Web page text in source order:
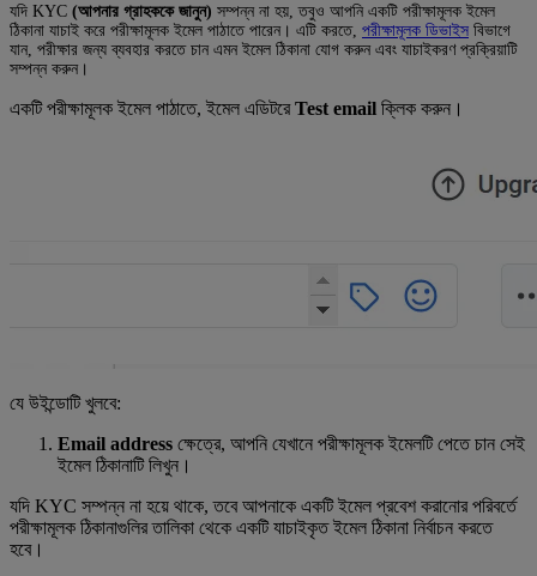
যদি KYC (আপনার গ্রাহককে জানুন) সম্পন্ন না হয়, তবুও আপনি একটি পরীক্ষামূলক ইমেল
ঠিকানা যাচাই করে পরীক্ষামূলক ইমেল পাঠাতে পারেন। এটি করতে, পরীক্ষামূলক ডিভাইস বিভাগে
যান, পরীক্ষার জন্য ব্যবহার করতে চান এমন ইমেল ঠিকানা যোগ করুন এবং যাচাইকরণ প্রক্রিয়াটি
সম্পন্ন করুন।
একটি পরীক্ষামূলক ইমেল পাঠাতে, ইমেল এডিটরেTest email ক্লিক করুন।
যে উইন্ডোটি খুলবে:
Email address ক্ষেত্রে, আপনি যেখানে পরীক্ষামূলক ইমেলটি পেতে চান সেই
ইমেল ঠিকানাটি লিখুন।
যদি KYC সম্পন্ন না হয়ে থাকে, তবে আপনাকে একটি ইমেল প্রবেশ করানোর পরিবর্তে
পরীক্ষামূলক ঠিকানাগুলির তালিকা থেকে একটি যাচাইকৃত ইমেল ঠিকানা নির্বাচন করতে
হবে।